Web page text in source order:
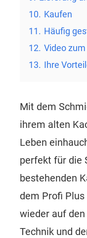
10. Kaufen
11. Häufig
12. Video
13. Ihre
Mit dem
ihrem alten
Leben
perfekt für die
bestehenden
dem Profi
wieder auf
Technik und